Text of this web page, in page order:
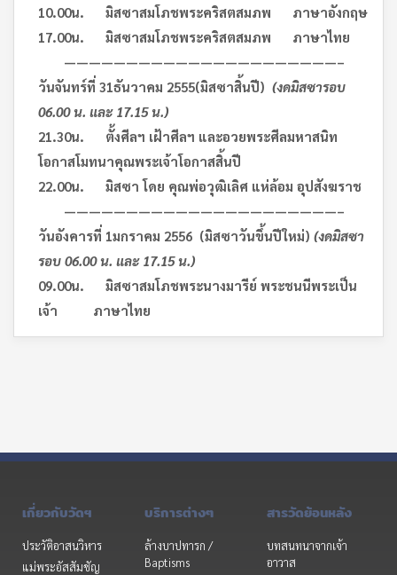
10.00น. มิสซาสมโภชพระคริสตสมภพ ภาษาอังกฤษ
17.00น. มิสซาสมโภชพระคริสตสมภพ ภาษาไทย
——————————————————————–
วันจันทร์ที่ 31ธันวาคม 2555(มิสซาสิ้นปี) (งดมิสซารอบ
06.00 น. และ 17.15 น.)
21.30น. ตั้งศีลฯ เฝ้าศีลฯ และอวยพระศีลมหาสนิท
โอกาสโมทนาคุณพระเจ้าโอกาสสิ้นปี
22.00น. มิสซา โดย คุณพ่อวุฒิเลิศ แห่ล้อม อุปสังฆราช
——————————————————————–
วันอังคารที่ 1มกราคม 2556 (มิสซาวันขึ้นปีใหม่) (งดมิสซา
รอบ 06.00 น. และ 17.15 น.)
09.00น. มิสซาสมโภชพระนางมารีย์ พระชนนีพระเป็น
เจ้า ภาษาไทย
เกี่ยวกับวัดฯ
ประวัติอาสนวิหาร
แม่พระอัสสัมชัญ
บริการต่างๆ
ล้างบาปทารก /
Baptisms
สารวัดย้อนหลัง
บทสนทนาจากเจ้า
อาวาส